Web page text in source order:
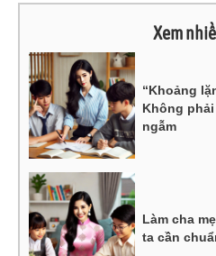
Xem
“Khoảng
Không
ngẫm
Làm cha
ta cần